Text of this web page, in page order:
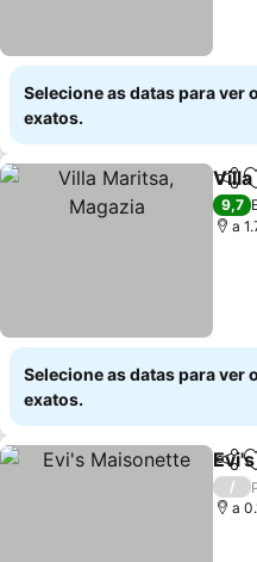
Selecione as datas para ver
exatos.
Villa
9,7
a
Selecione as datas para ver
exatos.
/
a